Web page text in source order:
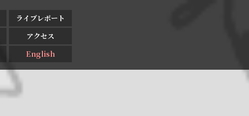
ライブレポート
アクセス
English